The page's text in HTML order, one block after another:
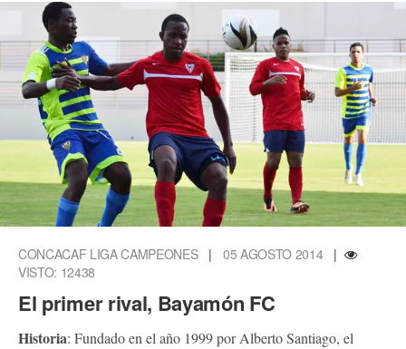
CONCACAF LIGA CAMPEONES | 05 AGOSTO 2014
|
VISTO: 12438
El primer rival, Bayamón FC
Historia: Fundado en el año 1999 por Alberto Santiago, el